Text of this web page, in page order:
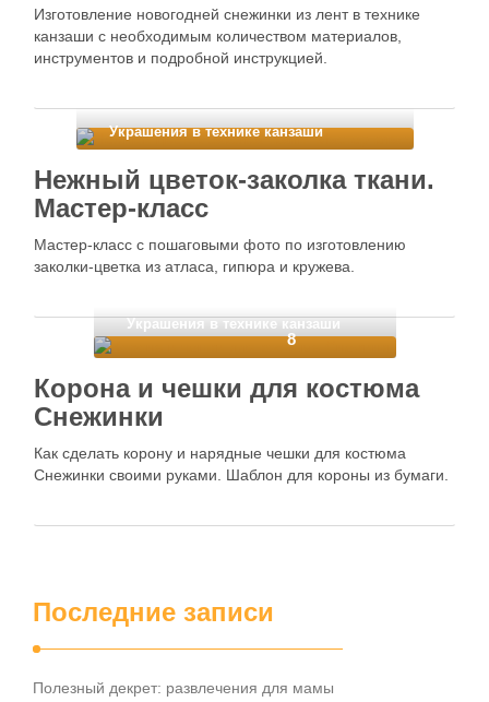
Изготовление новогодней снежинки из лент в технике
канзаши с необходимым количеством материалов,
инструментов и подробной инструкцией.
Украшения в технике канзаши
Нежный цветок-заколка ткани.
Мастер-класс
Мастер-класс с пошаговыми фото по изготовлению
заколки-цветка из атласа, гипюра и кружева.
Украшения в технике канзаши
8
Корона и чешки для костюма
Снежинки
Как сделать корону и нарядные чешки для костюма
Снежинки своими руками. Шаблон для короны из бумаги.
Последние записи
Полезный декрет: развлечения для мамы